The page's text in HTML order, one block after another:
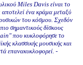
Miles Davis είναι το
ένα κράμα μεταξύ
του κόσμου. Σχεδόν
σημαντικούς δίσκους
που κυκλοφόρησε το
κλασσικής μουσικής και
επανακυκλοφορεί. -